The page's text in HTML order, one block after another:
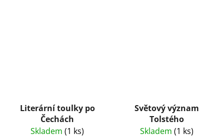
Literární toulky po
Čechách
Skladem (1 ks)
Světový význam
Tolstého
Skladem (1 ks)